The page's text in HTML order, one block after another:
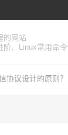
的网站
阶、Linux常用命
协议设计的原则？